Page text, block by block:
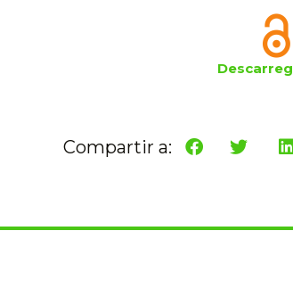
Compartir a: